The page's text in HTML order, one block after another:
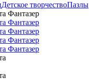
Детское творчествоПазлы
Фантазер